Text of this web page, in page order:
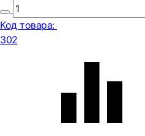
Код товара:
302